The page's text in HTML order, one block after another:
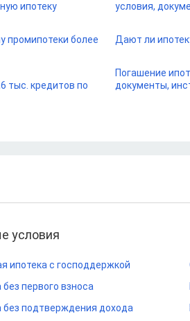
ипотеку
промипотеки более
тыс. кредитов по
условия,
Дают ли
Погашение
документы,
условия
ипотека с господдержкой
без первого взноса
без подтверждения дохода